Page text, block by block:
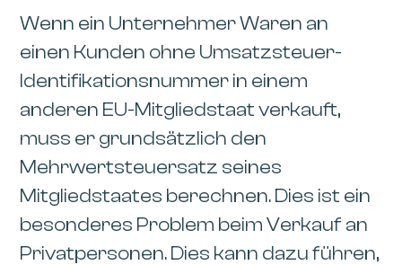
Wenn ein Unternehmer Waren an
einen Kunden ohne Umsatzsteuer-
Identifikationsnummer in einem
anderen EU-Mitgliedstaat verkauft,
muss er grundsätzlich den
Mehrwertsteuersatz seines
Mitgliedstaates berechnen. Dies ist ein
besonderes Problem beim Verkauf an
Privatpersonen. Dies kann dazu führen,